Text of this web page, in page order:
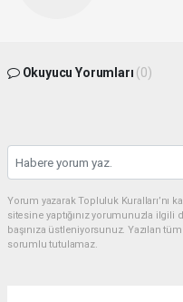
Okuyucu Yorumları (0)
Yorum yazarak Topluluk Kuralları’nı
sitesine yaptığınız yorumunuzla
başınıza üstleniyorsunuz. Yazılan
sorumlu tutulamaz.